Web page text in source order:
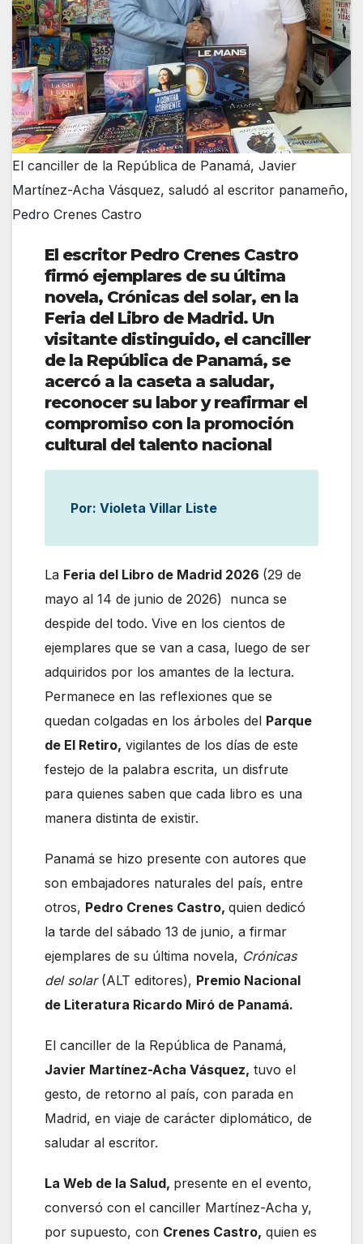
El canciller de la República de Panamá, Javier
Martínez-Acha Vásquez, saludó al escritor panameño,
Pedro Crenes Castro
El escritor Pedro Crenes Castro
firmó ejemplares de su última
novela, Crónicas del solar, en la
Feria del Libro de Madrid. Un
visitante distinguido, el canciller
de la República de Panamá, se
acercó a la caseta a saludar,
reconocer su labor y reafirmar el
compromiso con la promoción
cultural del talento nacional
Por: Violeta Villar Liste
La Feria del Libro de Madrid 2026 (29 de
mayo al 14 de junio de 2026) nunca se
despide del todo. Vive en los cientos de
ejemplares que se van a casa, luego de ser
adquiridos por los amantes de la lectura.
Permanece en las reflexiones que se
quedan colgadas en los árboles del Parque
de El Retiro, vigilantes de los días de este
festejo de la palabra escrita, un disfrute
para quienes saben que cada libro es una
manera distinta de existir.
Panamá se hizo presente con autores que
son embajadores naturales del país, entre
otros, Pedro Crenes Castro, quien dedicó
la tarde del sábado 13 de junio, a firmar
ejemplares de su última novela, Crónicas
del solar(ALT editores), Premio Nacional
de Literatura Ricardo Miró de Panamá.
El canciller de la República de Panamá,
Javier Martínez-Acha Vásquez, tuvo el
gesto, de retorno al país, con parada en
Madrid, en viaje de carácter diplomático, de
saludar al escritor.
La Web de la Salud, presente en el evento,
conversó con el canciller Martínez-Acha y,
por supuesto, con Crenes Castro, quien es